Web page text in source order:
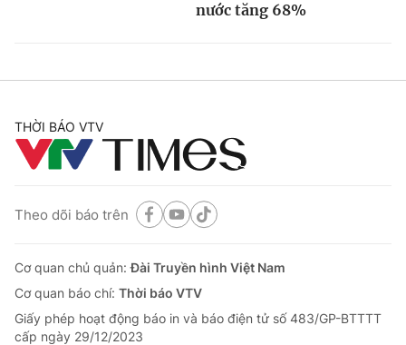
nước tăng 68%
THỜI BÁO VTV
Theo dõi báo trên
Cơ quan chủ quản:Đài Truyền hình Việt Nam
Cơ quan báo chí: Thời báo VTV
Giấy phép hoạt động báo in và báo điện tử số 483/GP-BTTTT
cấp ngày 29/12/2023